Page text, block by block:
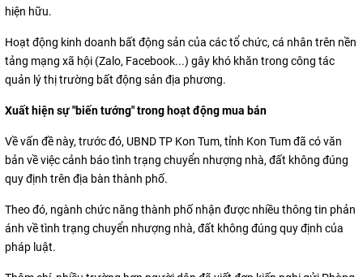
hiện hữu.
Hoạt động kinh doanh bất động sản của các tổ chức, cá nhân trên nền
tảng mạng xã hội (Zalo, Facebook...) gây khó khăn trong công tác
quản lý thị trường bất động sản địa phương.
Xuất hiện sự "biến tướng" trong hoạt động mua bán
Về vấn đề này, trước đó, UBND TP Kon Tum, tỉnh Kon Tum đã có văn
bản về việc cảnh báo tình trạng chuyển nhượng nhà, đất không đúng
quy định trên địa bàn thành phố.
Theo đó, ngành chức năng thành phố nhận được nhiều thông tin phản
ánh về tình trạng chuyển nhượng nhà, đất không đúng quy định của
pháp luật.